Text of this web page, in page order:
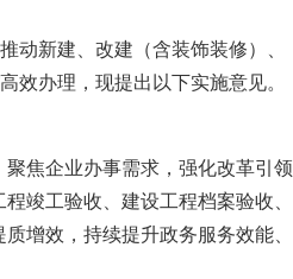
新建、改建（含装饰装修）、
效办理，现提出以下实施意见。
焦企业办事需求，强化改革引领
竣工验收、建设工程档案验收、
增效，持续提升政务服务效能、